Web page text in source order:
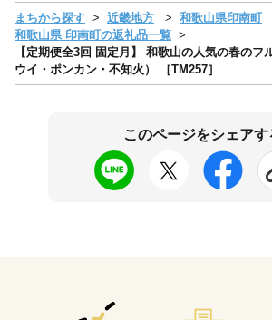
まちから探す 近畿地方
和歌山県印南町
和歌山県 印南町の返礼品一覧
【定期便全3回 固定月】 和歌山の人気の春のフ
ウイ・ポンカン・不知火） ［TM257］
このページをシェアす